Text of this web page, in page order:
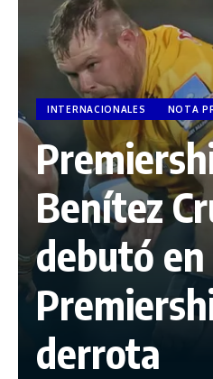
INTERNACIONALES NOTA
Benítez
debutó
derrota